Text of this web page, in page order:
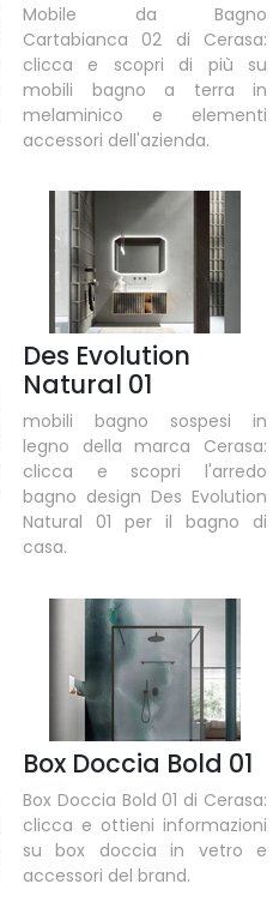
Mobile da Bagno
Cartabianca 02 di Cerasa:
clicca e scopri di più su
mobili bagno a terra in
melaminico e elementi
accessori dell'azienda.
Des Evolution
Natural 01
mobili bagno sospesi in
legno della marca Cerasa:
clicca e scopri l'arredo
bagno design Des Evolution
Natural 01 per il bagno di
casa.
Box Doccia Bold 01
Box Doccia Bold 01 di Cerasa:
clicca e ottieni informazioni
su box doccia in vetro e
accessori del brand.